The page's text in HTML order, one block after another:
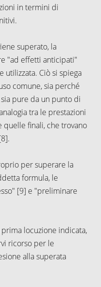
in termini di
superato, la
"ad effetti anticipati"
utilizzata. Ciò si spiega
comune, sia perché
pure da un punto di
tra le prestazioni
finali, che trovano
per superare la
formula, le
[9] e "preliminare
locuzione indicata,
ricorso per le
alla superata